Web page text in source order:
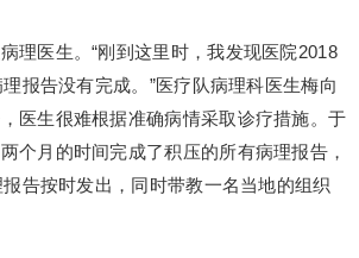
理医生。“刚到这里时，我发现医院2018
报告没有完成。”医疗队病理科医生梅向
医生很难根据准确病情采取诊疗措施。于
个月的时间完成了积压的所有病理报告，
告按时发出，同时带教一名当地的组织